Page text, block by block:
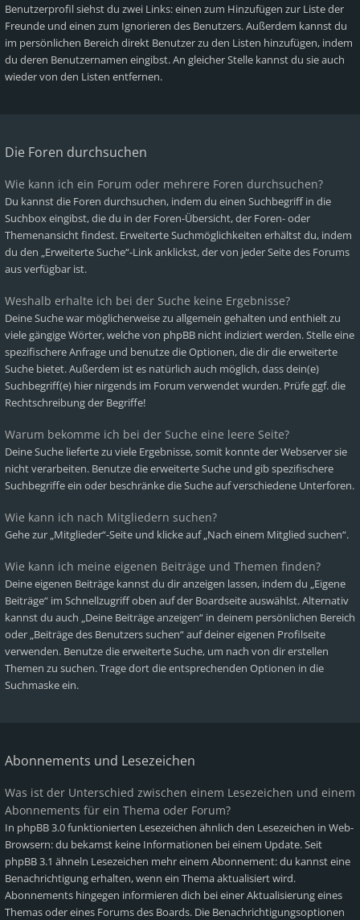
Benutzerprofil siehst du zwei Links: einen zum Hinzufügen zur Liste der
Freunde und einen zum Ignorieren des Benutzers. Außerdem kannst du
im persönlichen Bereich direkt Benutzer zu den Listen hinzufügen, indem
du deren Benutzernamen eingibst. An gleicher Stelle kannst du sie auch
wieder von den Listen entfernen.
Die Foren durchsuchen
Wie kann ich ein Forum oder mehrere Foren durchsuchen?
Du kannst die Foren durchsuchen, indem du einen Suchbegriff in die
Suchbox eingibst, die du in der Foren-Übersicht, der Foren- oder
Themenansicht findest. Erweiterte Suchmöglichkeiten erhältst du, indem
du den „Erweiterte Suche“-Link anklickst, der von jeder Seite des Forums
aus verfügbar ist.
Weshalb erhalte ich bei der Suche keine Ergebnisse?
Deine Suche war möglicherweise zu allgemein gehalten und enthielt zu
viele gängige Wörter, welche von phpBB nicht indiziert werden. Stelle eine
spezifischere Anfrage und benutze die Optionen, die dir die erweiterte
Suche bietet. Außerdem ist es natürlich auch möglich, dass dein(e)
Suchbegriff(e) hier nirgends im Forum verwendet wurden. Prüfe ggf. die
Rechtschreibung der Begriffe!
Warum bekomme ich bei der Suche eine leere Seite?
Deine Suche lieferte zu viele Ergebnisse, somit konnte der Webserver sie
nicht verarbeiten. Benutze die erweiterte Suche und gib spezifischere
Suchbegriffe ein oder beschränke die Suche auf verschiedene Unterforen.
Wie kann ich nach Mitgliedern suchen?
Gehe zur „Mitglieder“-Seite und klicke auf „Nach einem Mitglied suchen“.
Wie kann ich meine eigenen Beiträge und Themen finden?
Deine eigenen Beiträge kannst du dir anzeigen lassen, indem du „Eigene
Beiträge“ im Schnellzugriff oben auf der Boardseite auswählst. Alternativ
kannst du auch „Deine Beiträge anzeigen“ in deinem persönlichen Bereich
oder „Beiträge des Benutzers suchen“ auf deiner eigenen Profilseite
verwenden. Benutze die erweiterte Suche, um nach von dir erstellen
Themen zu suchen. Trage dort die entsprechenden Optionen in die
Suchmaske ein.
Abonnements und Lesezeichen
Was ist der Unterschied zwischen einem Lesezeichen und einem
Abonnements für ein Thema oder Forum?
In phpBB 3.0 funktionierten Lesezeichen ähnlich den Lesezeichen in Web-
Browsern: du bekamst keine Informationen bei einem Update. Seit
phpBB 3.1 ähneln Lesezeichen mehr einem Abonnement: du kannst eine
Benachrichtigung erhalten, wenn ein Thema aktualisiert wird.
Abonnements hingegen informieren dich bei einer Aktualisierung eines
Themas oder eines Forums des Boards. Die Benachrichtigungsoptionen